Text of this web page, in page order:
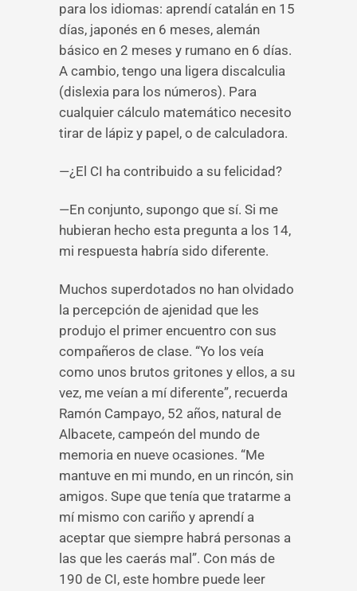
para los idiomas: aprendí catalán en 15
días, japonés en 6 meses, alemán
básico en 2 meses y rumano en 6 días.
A cambio, tengo una ligera discalculia
(dislexia para los números). Para
cualquier cálculo matemático necesito
tirar de lápiz y papel, o de calculadora.
—¿El CI ha contribuido a su felicidad?
—En conjunto, supongo que sí. Si me
hubieran hecho esta pregunta a los 14,
mi respuesta habría sido diferente.
Muchos superdotados no han olvidado
la percepción de ajenidad que les
produjo el primer encuentro con sus
compañeros de clase. “Yo los veía
como unos brutos gritones y ellos, a su
vez, me veían a mí diferente”, recuerda
Ramón Campayo, 52 años, natural de
Albacete, campeón del mundo de
memoria en nueve ocasiones. “Me
mantuve en mi mundo, en un rincón, sin
amigos. Supe que tenía que tratarme a
mí mismo con cariño y aprendí a
aceptar que siempre habrá personas a
las que les caerás mal”. Con más de
190 de CI, este hombre puede leer